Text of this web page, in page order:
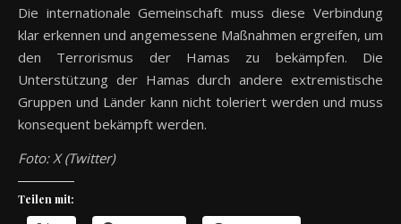
Die internationale Gemeinschaft muss diese Verbindung
klar erkennen und angemessene Maßnahmen ergreifen, um
den Terrorismus der Hamas zu bekämpfen. Die
Unterstützung der Hamas durch andere extremistische
Gruppen und Länder kann nicht toleriert werden und muss
konsequent bekämpft werden.
Foto: X (Twitter)
Teilen mit: